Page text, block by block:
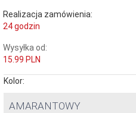
Realizacja zamówienia:
24 godzin
Wysyłka od:
15.99 PLN
Kolor:
AMARANTOWY